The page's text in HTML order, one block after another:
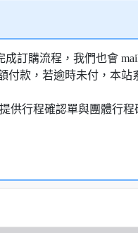
訂購流程，我們也會
款，若逾時未付，本站
供行程確認單與團體行